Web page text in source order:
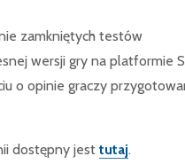
zamkniętych testów
wersji gry na platformie
o opinie graczy
dostępny jest tutaj.